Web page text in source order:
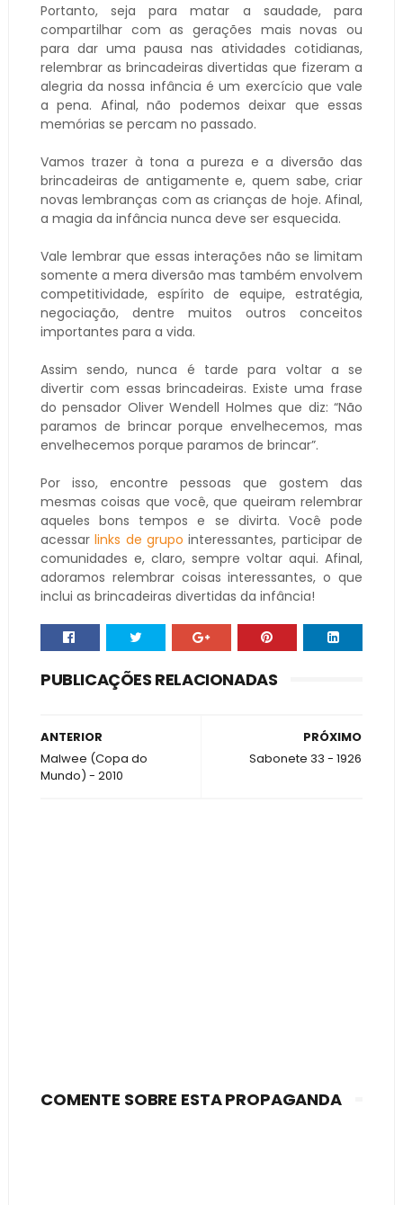
Portanto, seja para matar a saudade, para
compartilhar com as gerações mais novas ou
para dar uma pausa nas atividades cotidianas,
relembrar as brincadeiras divertidas que fizeram a
alegria da nossa infância é um exercício que vale
a pena. Afinal, não podemos deixar que essas
memórias se percam no passado.
Vamos trazer à tona a pureza e a diversão das
brincadeiras de antigamente e, quem sabe, criar
novas lembranças com as crianças de hoje. Afinal,
a magia da infância nunca deve ser esquecida.
Vale lembrar que essas interações não se limitam
somente a mera diversão mas também envolvem
competitividade, espírito de equipe, estratégia,
negociação, dentre muitos outros conceitos
importantes para a vida.
Assim sendo, nunca é tarde para voltar a se
divertir com essas brincadeiras. Existe uma frase
do pensador Oliver Wendell Holmes que diz: “Não
paramos de brincar porque envelhecemos, mas
envelhecemos porque paramos de brincar”.
Por isso, encontre pessoas que gostem das
mesmas coisas que você, que queiram relembrar
aqueles bons tempos e se divirta. Você pode
acessarlinks de grupointeressantes, participar de
comunidades e, claro, sempre voltar aqui. Afinal,
adoramos relembrar coisas interessantes, o que
inclui as brincadeiras divertidas da infância!
PUBLICAÇÕES RELACIONADAS
PRÓXIMO
Sabonete 33 - 1926
ANTERIOR
Malwee (Copa do
Mundo) - 2010
COMENTE SOBRE ESTA PROPAGANDA